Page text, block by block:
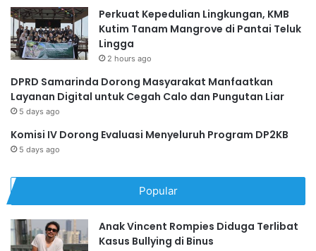
Perkuat Kepedulian Lingkungan, KMB
Kutim Tanam Mangrove di Pantai Teluk
Lingga
2 hours ago
DPRD Samarinda Dorong Masyarakat Manfaatkan
Layanan Digital untuk Cegah Calo dan Pungutan Liar
5 days ago
Komisi IV Dorong Evaluasi Menyeluruh Program DP2KB
5 days ago
Popular
Anak Vincent Rompies Diduga Terlibat
Kasus Bullying di Binus